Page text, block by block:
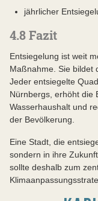
jährlicher
4.8 Fazit
Entsiegelung ist weit
Maßnahme. Sie bildet
Jeder entsiegelte
Nürnbergs, erhöht die
Wasserhaushalt und
der Bevölkerung.
Eine Stadt, die
sondern in ihre
sollte deshalb zum